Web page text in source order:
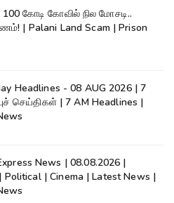
கோடி கோவில் நில மோசடி..
| Palani Land Scam | Prison
Headlines - 08 AUG 2026 | 7
செய்திகள் | 7 AM Headlines |
News | 08.08.2026 |
Political | Cinema | Latest News |